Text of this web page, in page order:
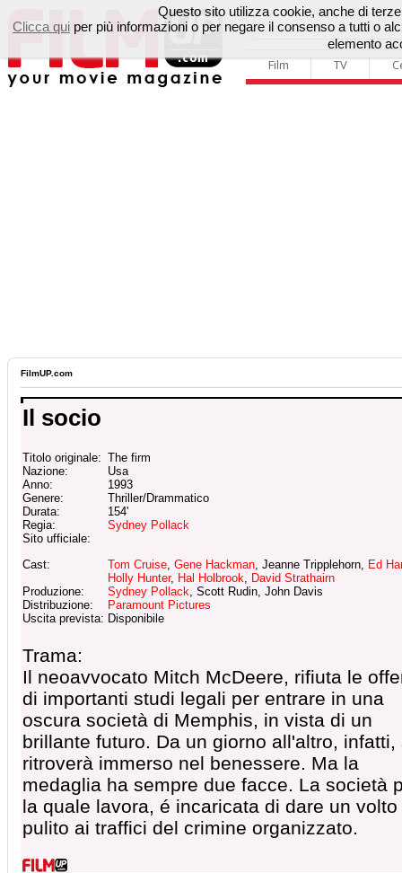
Film TV
FilmUP.com
Il socio
Titolo originale: The firm
Nazione:
Usa
Anno:
1993
Genere:
Thriller/Drammatico
Durata:
154'
Regia:
Sydney Pollack
Sito ufficiale:
Cast:
Tom Cruise, Gene Hackman, Jeanne Tripplehorn, Ed
Holly Hunter, Hal Holbrook, David Strathairn
Produzione:
Sydney Pollack, Scott Rudin, John Davis
Distribuzione:
Paramount Pictures
Uscita prevista: Disponibile
Trama:
Il neoavvocato Mitch McDeere, rifiuta le
di importanti studi legali per entrare in una
oscura società di Memphis, in vista di un
brillante futuro. Da un giorno all'altro, infatti,
ritroverà immerso nel benessere. Ma la
medaglia ha sempre due facce. La società
la quale lavora, é incaricata di dare un volto
pulito ai traffici del crimine organizzato.
Questo sito utilizza cookie, anche di
Clicca qui per più informazioni o per negare il consenso a tutti o
elemento